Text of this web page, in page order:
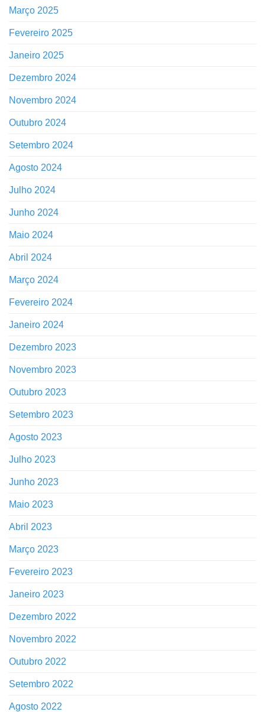
Março 2025
Fevereiro 2025
Janeiro 2025
Dezembro 2024
Novembro 2024
Outubro 2024
Setembro 2024
Agosto 2024
Julho 2024
Junho 2024
Maio 2024
Abril 2024
Março 2024
Fevereiro 2024
Janeiro 2024
Dezembro 2023
Novembro 2023
Outubro 2023
Setembro 2023
Agosto 2023
Julho 2023
Junho 2023
Maio 2023
Abril 2023
Março 2023
Fevereiro 2023
Janeiro 2023
Dezembro 2022
Novembro 2022
Outubro 2022
Setembro 2022
Agosto 2022